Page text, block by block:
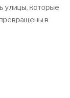
улицы, которые
в